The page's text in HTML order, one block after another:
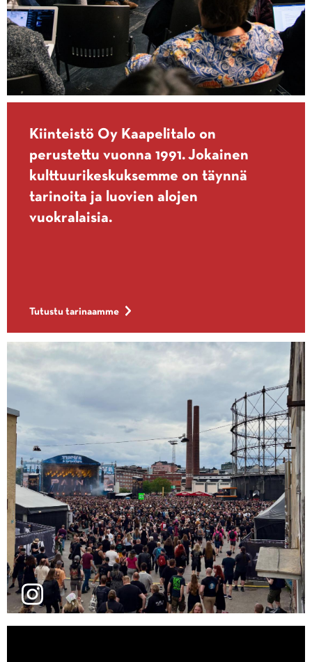
Kiinteistö Oy Kaapelitalo on
perustettu vuonna 1991. Jokainen
kulttuurikeskuksemme on täynnä
tarinoita ja luovien alojen
vuokralaisia.
Tutustu tarinaamme